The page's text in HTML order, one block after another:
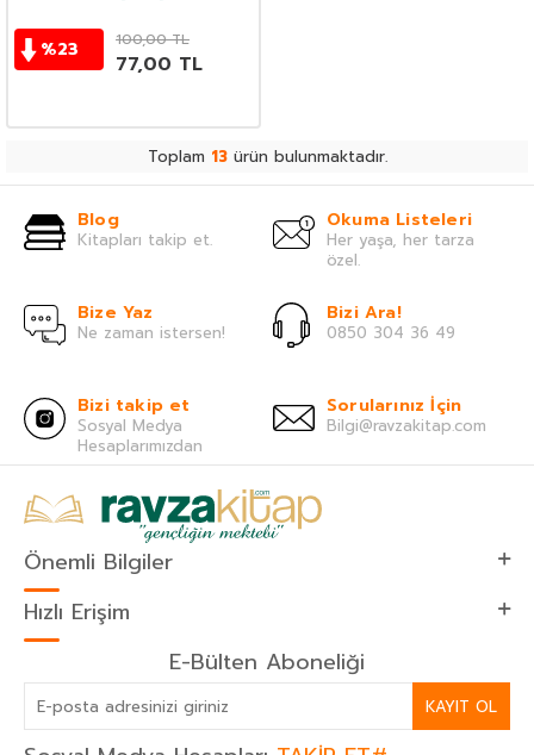
%23 100,00TL
77,00 TL
Toplam 13ürün bulunmaktadır.
Blog
Kitapları takip et.
Okuma Listeleri
Her yaşa, her tarza
özel.
Bize Yaz
Ne zaman istersen!
Bizi Ara!
0850 304 36 49
Bizi takip et
Sosyal Medya
Hesaplarımızdan
Sorularınız İçin
Bilgi@ravzakitap.com
Önemli Bilgiler
Hızlı Erişim
E-Bülten Aboneliği
KAYIT OL